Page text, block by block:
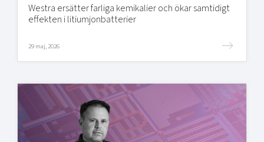
Westra ersätter farliga kemikalier och ökar samtidigt
effekten i litiumjonbatterier
29 maj, 2026